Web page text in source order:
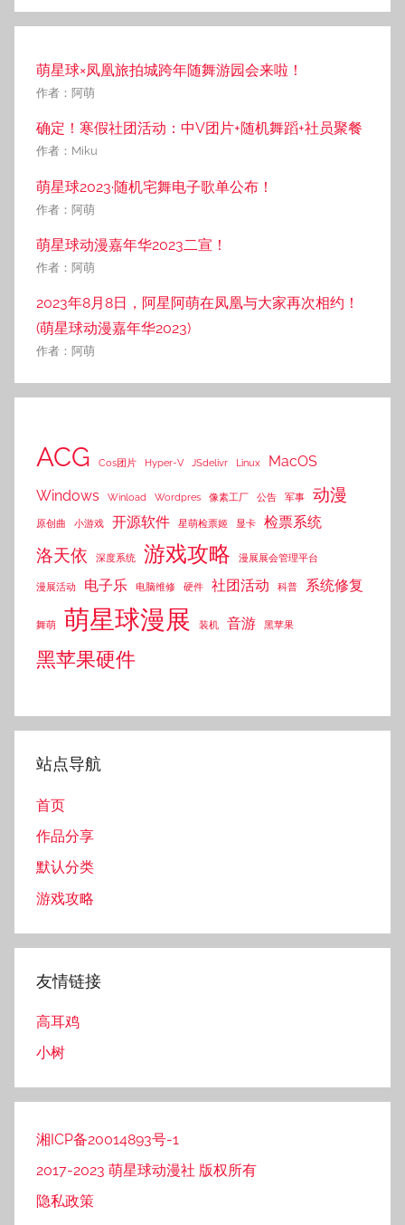
萌星球×凤凰旅拍城跨年随舞游园会来啦！
作者：阿萌
确定！寒假社团活动：中V团片+随机舞蹈+社员聚餐
作者：Miku
萌星球2023·随机宅舞电子歌单公布！
作者：阿萌
萌星球动漫嘉年华2023二宣！
作者：阿萌
2023年8月8日，阿星阿萌在凤凰与大家再次相约！
(萌星球动漫嘉年华2023)
作者：阿萌
ACG Cos团片 Hyper-V JSdelivr Linux
MacOS
Windows
Winload Wordpres 像素工厂 公告 军事 动漫
原创曲 小游戏 开源软件 星萌检票姬 显卡 检票系统
洛天依 深度系统 游戏攻略 漫展展会管理平台
漫展活动 电子乐 电脑维修 硬件 社团活动 科普 系统修复
舞萌 萌星球漫展 装机 音游 黑苹果
黑苹果硬件
站点导航
首页
作品分享
默认分类
游戏攻略
友情链接
高耳鸡
小树
湘ICP备20014893号-1
2017-2023 萌星球动漫社 版权所有
隐私政策